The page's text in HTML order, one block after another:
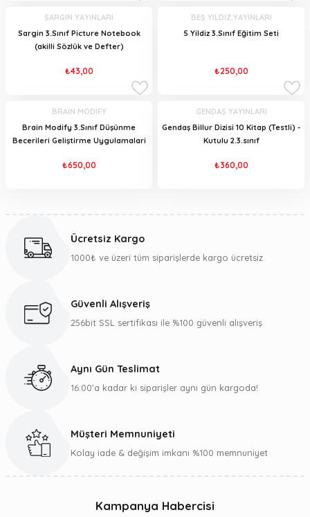
SARGIN YAYINLARI
Sargin 3.Sınıf Picture Notebook
(akilli Sözlük ve Defter)
₺43,00
BEŞ YILDIZ YAYINLARI
5 Yildiz 3.Sınıf Eğitim Seti
₺250,00
BRAIN MODIFY
Brain Modify 3.Sınıf Düşünme
Becerileri Geliştirme Uygulamalari
₺650,00
GENDAŞ YAYINLARI
Gendaş Billur Dizisi 10 Kitap (Testli) -
Kutulu 2.3.sınıf
₺360,00
Ücretsiz Kargo
1000₺ ve üzeri tüm siparişlerde kargo ücretsiz
Güvenli Alışveriş
256bit SSL sertifikası ile %100 güvenli alışveriş
Aynı Gün Teslimat
16:00’a kadar ki siparişler aynı gün kargoda!
Müşteri Memnuniyeti
Kolay iade & değişim imkanı %100 memnuniyet
Kampanya Habercisi